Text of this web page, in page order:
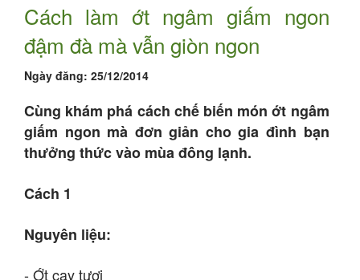
Cách làm ớt ngâm giấm ngon
đậm đà mà vẫn giòn ngon
Ngày đăng: 25/12/2014
Cùng khám phá cách chế biến món ớt ngâm
giấm ngon mà đơn giản cho gia đình bạn
thưởng thức vào mùa đông lạnh.
Cách 1
Nguyên liệu:
- Ớt cay tươi